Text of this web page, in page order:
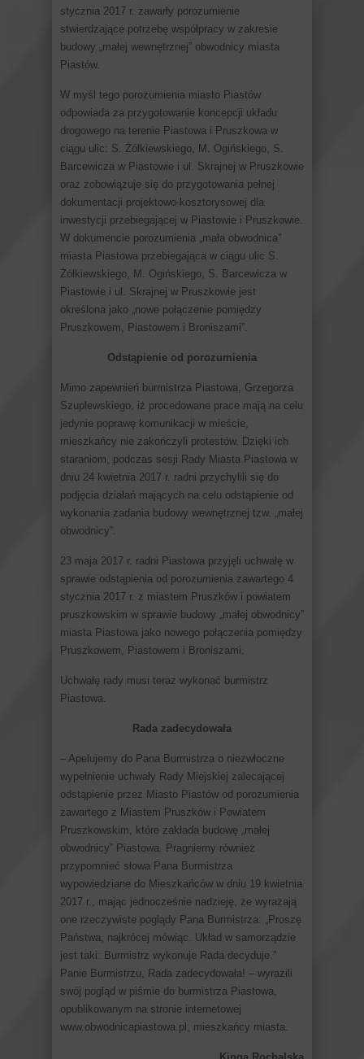
stycznia 2017 r. zawarły porozumienie
stwierdzające potrzebę współpracy w zakresie
budowy „małej wewnętrznej” obwodnicy miasta
Piastów.
W myśl tego porozumienia miasto Piastów
odpowiada za przygotowanie koncepcji układu
drogowego na terenie Piastowa i Pruszkowa w
ciągu ulic: S. Żółkiewskiego, M. Ogińskiego, S.
Barcewicza w Piastowie i ul. Skrajnej w Pruszkowie
oraz zobowiązuje się do przygotowania pełnej
dokumentacji projektowo-kosztorysowej dla
inwestycji przebiegającej w Piastowie i Pruszkowie.
W dokumencie porozumienia „mała obwodnica”
miasta Piastowa przebiegająca w ciągu ulic S.
Żółkiewskiego, M. Ogińskiego, S. Barcewicza w
Piastowie i ul. Skrajnej w Pruszkowie jest
określona jako „nowe połączenie pomiędzy
Pruszkowem, Piastowem i Broniszami”.
Odstąpienie od porozumienia
Mimo zapewnień burmistrza Piastowa, Grzegorza
Szuplewskiego, iż procedowane prace mają na celu
jedynie poprawę komunikacji w mieście,
mieszkańcy nie zakończyli protestów. Dzięki ich
staraniom, podczas sesji Rady Miasta Piastowa w
dniu 24 kwietnia 2017 r. radni przychylili się do
podjęcia działań mających na celu odstąpienie od
wykonania zadania budowy wewnętrznej tzw. „małej
obwodnicy”.
23 maja 2017 r. radni Piastowa przyjęli uchwałę w
sprawie odstąpienia od porozumienia zawartego 4
stycznia 2017 r. z miastem Pruszków i powiatem
pruszkowskim w sprawie budowy „małej obwodnicy”
miasta Piastowa jako nowego połączenia pomiędzy
Pruszkowem, Piastowem i Broniszami.
Uchwałę rady musi teraz wykonać burmistrz
Piastowa.
Rada zadecydowała
– Apelujemy do Pana Burmistrza o niezwłoczne
wypełnienie uchwały Rady Miejskiej zalecającej
odstąpienie przez Miasto Piastów od porozumienia
zawartego z Miastem Pruszków i Powiatem
Pruszkowskim, które zakłada budowę „małej
obwodnicy” Piastowa. Pragniemy również
przypomnieć słowa Pana Burmistrza
wypowiedziane do Mieszkańców w dniu 19 kwietnia
2017 r., mając jednocześnie nadzieję, że wyrażają
one rzeczywiste poglądy Pana Burmistrza: „Proszę
Państwa, najkrócej mówiąc. Układ w samorządzie
jest taki: Burmistrz wykonuje Rada decyduje.”
Panie Burmistrzu, Rada zadecydowała! – wyrazili
swój pogląd w piśmie do burmistrza Piastowa,
opublikowanym na stronie internetowej
www.obwodnicapiastowa.pl, mieszkańcy miasta.